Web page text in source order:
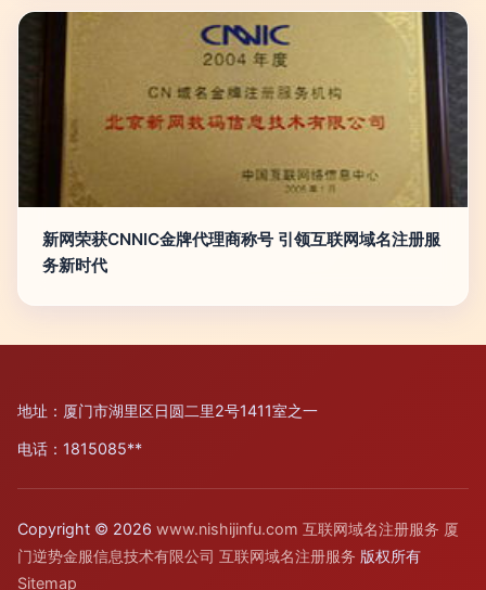
新网荣获CNNIC金牌代理商称号 引领互联网域名注册服
务新时代
地址：厦门市湖里区日圆二里2号1411室之一
电话：1815085**
Copyright © 2026 www.nishijinfu.com 互联网域名注册服务 厦
门逆势金服信息技术有限公司 互联网域名注册服务 版权所有
Sitemap